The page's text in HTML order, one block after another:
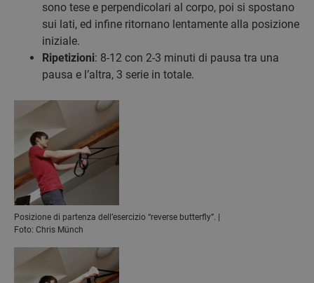
sono tese e perpendicolari al corpo, poi si spostano
sui lati, ed infine ritornano lentamente alla posizione
iniziale.
Ripetizioni: 8-12 con 2-3 minuti di pausa tra una
pausa e l’altra, 3 serie in totale.
Posizione di partenza dell’esercizio “reverse butterfly”. |
Foto: Chris Münch